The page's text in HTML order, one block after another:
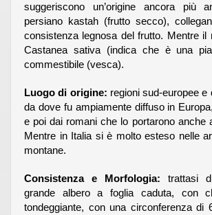
suggeriscono un’origine ancora più
persiano kastah (frutto secco),
consistenza legnosa del frutto. Mentre il
Castanea sativa (indica che è una
commestibile (vesca).
Luogo di origine: regioni sud-europee e
da dove fu ampiamente diffuso in
e poi dai romani che lo portarono anche
Mentre in Italia si è molto esteso nelle
montane.
Consistenza e Morfologia: trattasi
grande albero a foglia caduta, con
tondeggiante, con una circonferenza